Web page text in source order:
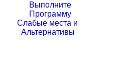
Выполните
Программу
Слабые места и
Альтернативы